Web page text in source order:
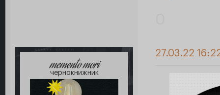
memento mori
чернокнижник
27.03.22